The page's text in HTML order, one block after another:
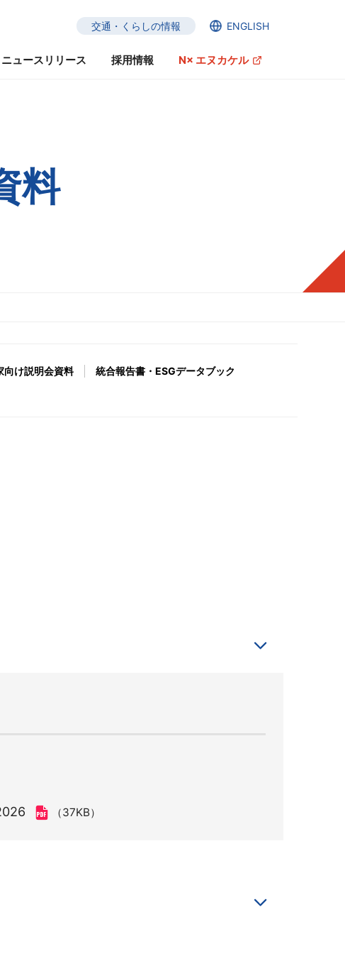
料
向け説明会資料
統合報告書・ESGデータブック
（37KB）
交通・くらしの情報 ENGLISH
ー ガバナンスへの取り組み
ニュースリリース 採用情報 N× エヌカケル